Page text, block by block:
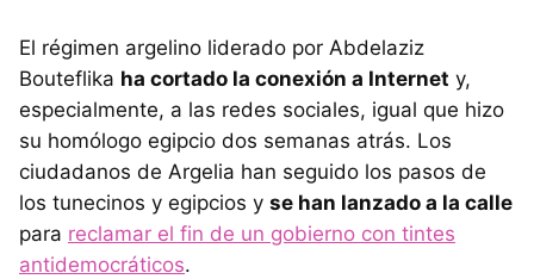
El régimen argelino liderado por Abdelaziz
Bouteflika ha cortado la conexión a Internet y,
especialmente, a las redes sociales, igual que hizo
su homólogo egipcio dos semanas atrás. Los
ciudadanos de Argelia han seguido los pasos de
los tunecinos y egipcios y se han lanzado a la calle
para reclamar el fin de un gobierno con tintes
antidemocráticos.